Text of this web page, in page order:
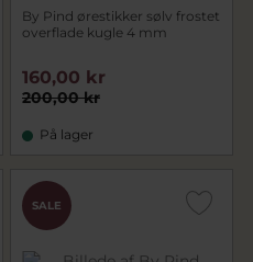
By Pind ørestikker sølv frostet
overflade kugle 4 mm
200,00 kr
160,00 kr
På lager
SALE